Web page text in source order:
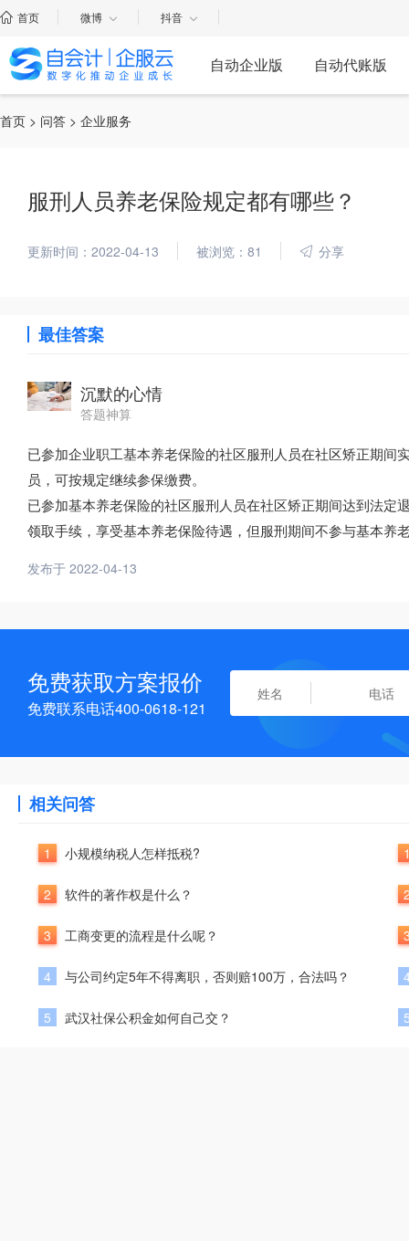
首页 微博 抖音
自动企业版 自动代账版
首页 > 问答 > 企业服务
服刑人员养老保险规定都有哪些？
更新时间：2022-04-13 被浏览：81 分享
最佳答案
沉默的心情
答题神算
已参加企业职工基本养老保险的社区服刑人员在社区矫正期
员，可按规定继续参保缴费。
已参加基本养老保险的社区服刑人员在社区矫正期间达到法
领取手续，享受基本养老保险待遇，但服刑期间不参与基本养
发布于 2022-04-13
免费获取方案报价
免费联系电话400-0618-121
相关问答
1 小规模纳税人怎样抵税?
2 软件的著作权是什么？
3 工商变更的流程是什么呢？
4 与公司约定5年不得离职，否则赔100万，合法吗？
5 武汉社保公积金如何自己交？